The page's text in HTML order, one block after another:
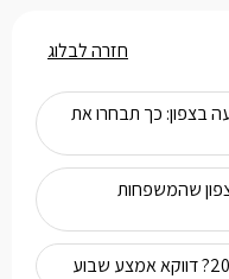
בצפון: כך תבחרו את
שהמשפחות
חזרה לבלוג